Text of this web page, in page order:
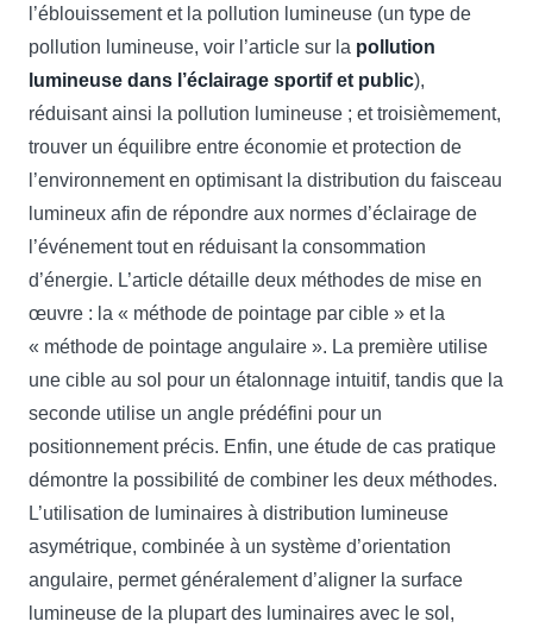
l’éblouissement et la pollution lumineuse (un type de
pollution lumineuse, voir l’article sur la pollution
lumineuse dans l’éclairage sportif et public),
réduisant ainsi la pollution lumineuse ; et troisièmement,
trouver un équilibre entre économie et protection de
l’environnement en optimisant la distribution du faisceau
lumineux afin de répondre aux normes d’éclairage de
l’événement tout en réduisant la consommation
d’énergie. L’article détaille deux méthodes de mise en
œuvre : la « méthode de pointage par cible » et la
« méthode de pointage angulaire ». La première utilise
une cible au sol pour un étalonnage intuitif, tandis que la
seconde utilise un angle prédéfini pour un
positionnement précis. Enfin, une étude de cas pratique
démontre la possibilité de combiner les deux méthodes.
L’utilisation de luminaires à distribution lumineuse
asymétrique, combinée à un système d’orientation
angulaire, permet généralement d’aligner la surface
lumineuse de la plupart des luminaires avec le sol,